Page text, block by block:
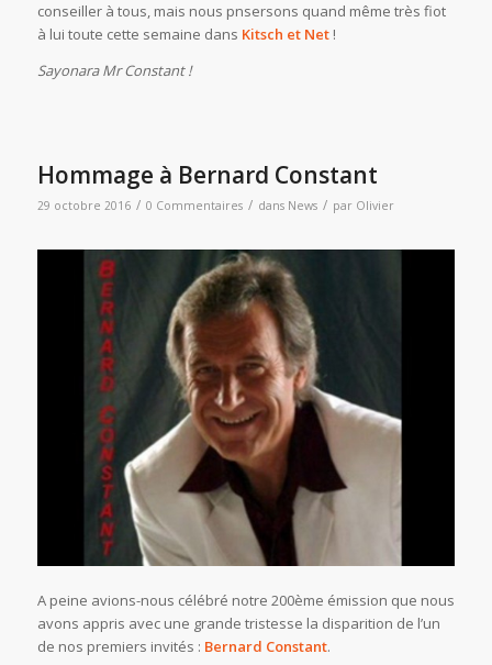
conseiller à tous, mais nous pnsersons quand même très fiot
à lui toute cette semaine dans Kitsch et Net!
Sayonara Mr Constant !
Hommage à Bernard Constant
29 octobre 2016 / 0 Commentaires / dans News / par Olivier
A peine avions-nous célébré notre 200ème émission que nous
avons appris avec une grande tristesse la disparition de l’un
de nos premiers invités : Bernard Constant.